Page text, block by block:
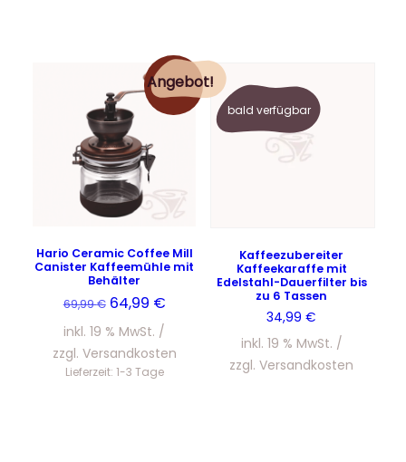
Angebot!
Hario Ceramic Coffee Mill
Canister Kaffeemühle mit
Behälter
69,99€ Ursprünglicher
war:
69,99 €
64,99 €Aktueller
64,99 €.
inkl. 19 % MwSt.
zzgl. Versandkosten
Lieferzeit: 1-3 Tage
bald verfügbar
Kaffeezubereiter
Kaffeekaraffe mit
Edelstahl-Dauerfilter bis
zu 6 Tassen
34,99€
inkl. 19 % MwSt.
zzgl.Versandkosten